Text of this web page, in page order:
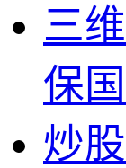
三
保
炒